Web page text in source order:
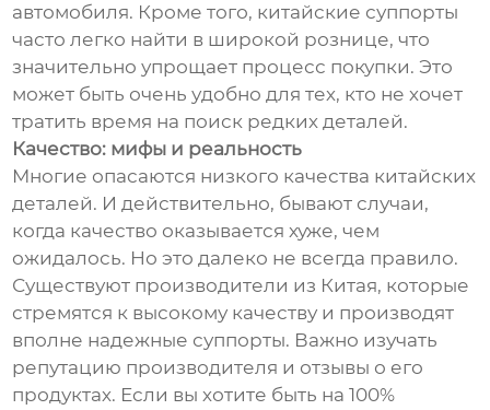
автомобиля. Кроме того, китайские суппорты
часто легко найти в широкой рознице, что
значительно упрощает процесс покупки. Это
может быть очень удобно для тех, кто не хочет
тратить время на поиск редких деталей.
Качество: мифы и реальность
Многие опасаются низкого качества китайских
деталей. И действительно, бывают случаи,
когда качество оказывается хуже, чем
ожидалось. Но это далеко не всегда правило.
Существуют производители из Китая, которые
стремятся к высокому качеству и производят
вполне надежные суппорты. Важно изучать
репутацию производителя и отзывы о его
продуктах. Если вы хотите быть на 100%